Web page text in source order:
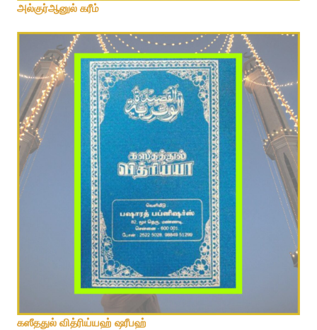
அல்குர்ஆனுல் கரீம்
கஸீததுல் வித்ரிய்யஹ் ஷரீபஹ்